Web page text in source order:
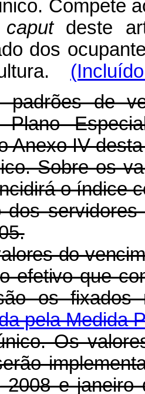
Compete
caputdeste
dos
de
Plano
Anexo IV
Sobre os
o índice
dos
do
efetivo que
os
pela Medida
Os
e janeiro